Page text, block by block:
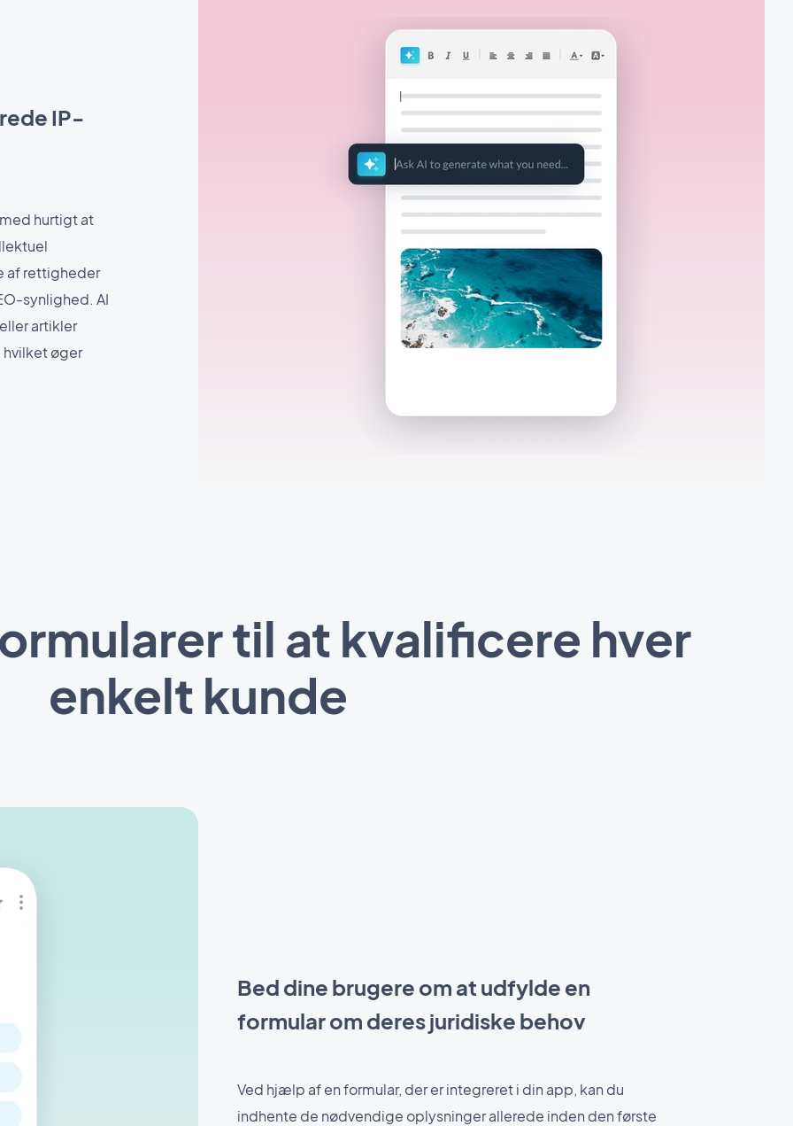
IP-
hurtigt at
af rettigheder
synlighed. AI
artikler
hvilket øger
til at kvalificere hver
enkelt kunde
Bed dine brugere om at udfylde en
formular om deres juridiske behov
Ved hjælp af en formular, der er integreret i din app, kan du
indhente de nødvendige oplysninger allerede inden den første